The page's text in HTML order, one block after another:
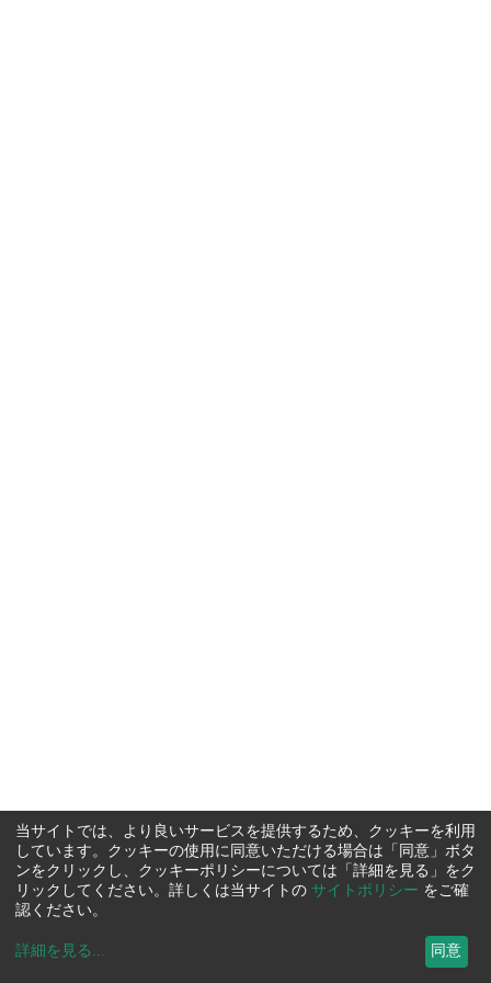
当サイトでは、より良いサービスを提供するため、クッキーを利用
しています。クッキーの使用に同意いただける場合は「同意」ボタ
ンをクリックし、クッキーポリシーについては「詳細を見る」をク
リックしてください。詳しくは当サイトの サイトポリシー をご確
認ください。
詳細を見る ... 同意